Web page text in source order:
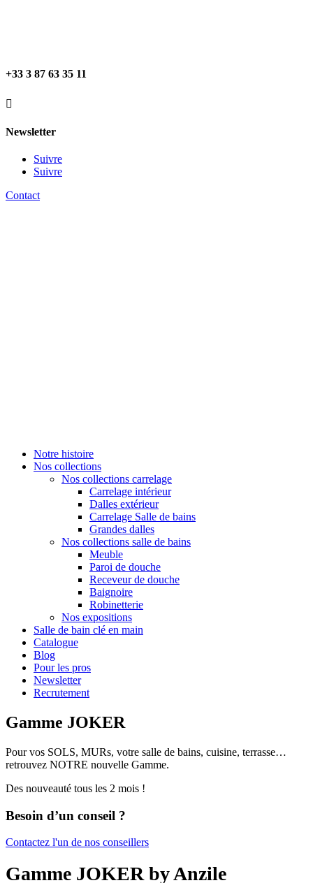
+33 3 87 63 35 11

Newsletter
Suivre
Suivre
Contact
Notre histoire
Nos collections
Nos collections carrelage
Carrelage intérieur
Dalles extérieur
Carrelage Salle de bains
Grandes dalles
Nos collections salle de bains
Meuble
Paroi de douche
Receveur de douche
Baignoire
Robinetterie
Nos expositions
Salle de bain clé en main
Catalogue
Blog
Pour les pros
Newsletter
Recrutement
Gamme JOKER
Pour vos SOLS, MURs, votre salle de bains, cuisine, terrasse…
retrouvez NOTRE nouvelle Gamme.
Des nouveauté tous les 2 mois !
Besoin d’un conseil ?
Contactez l'un de nos conseillers
Gamme JOKER by Anzile